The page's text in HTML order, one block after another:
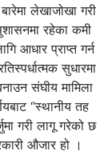
लेखाजोखा गरी
रहेका कमी
आधार प्राप्त गर्न
सुधारमा
संघीय मामिला
“स्थानीय तह
गरी लागू गरेको छ
औजार हो ।